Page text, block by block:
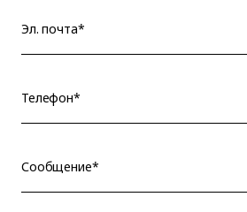
Эл. почта*
Телефон*
Сообщение*